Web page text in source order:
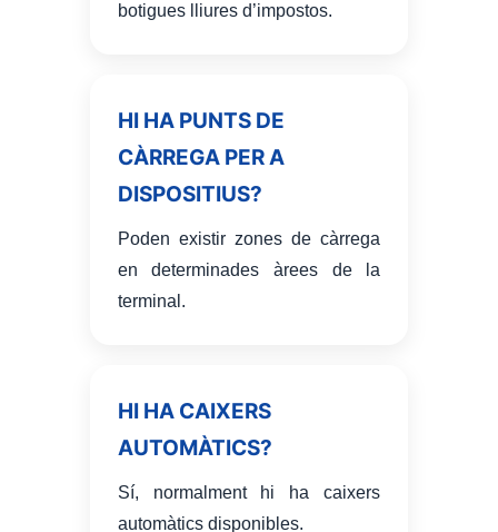
botigues lliures d’impostos.
HI HA PUNTS DE
CÀRREGA PER A
DISPOSITIUS?
Poden existir zones de càrrega
en determinades àrees de la
terminal.
HI HA CAIXERS
AUTOMÀTICS?
Sí, normalment hi ha caixers
automàtics disponibles.